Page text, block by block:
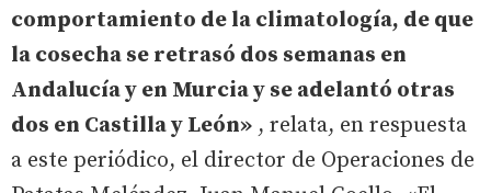
comportamiento de la climatología, de que
la cosecha se retrasó dos semanas en
Andalucía y en Murcia y se adelantó otras
dos en Castilla y León» , relata, en respuesta
a este periódico, el director de Operaciones de